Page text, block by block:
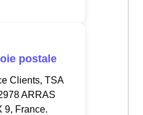
postale
Clients, TSA
ARRAS
9, France.